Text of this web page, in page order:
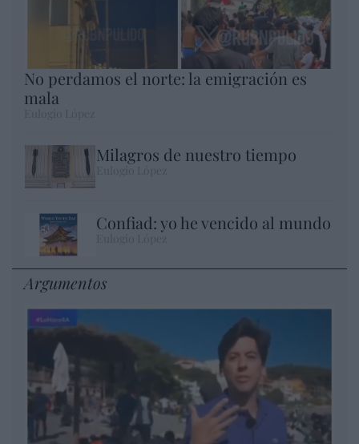
No perdamos el norte: la emigración es
mala
Milagros de nuestro tiempo
Confiad: yo he vencido al mundo
Argumentos